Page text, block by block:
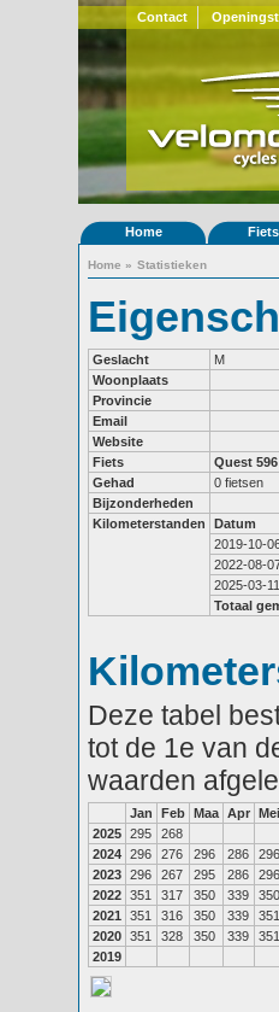
Contact
Home
Home » Statistieken
Geslacht
M
Woonplaats
Provincie
Email
Website
Fiets
Quest 596
Gehad
0 fietsen
Bijzonderheden
Kilometerstanden
Datum
2019-10-
2022-08-
2025-03-11
Totaal
Deze tabel
tot de 1e van
waarden
Jan Feb Maa Apr Mei
2025 295
268
2024 296 276 296 286 296
2023 296 267 295 286 296
2022 351 317 350 339 350
2021
351 316 350 339 351
2020 351 328 350 339 351
2019